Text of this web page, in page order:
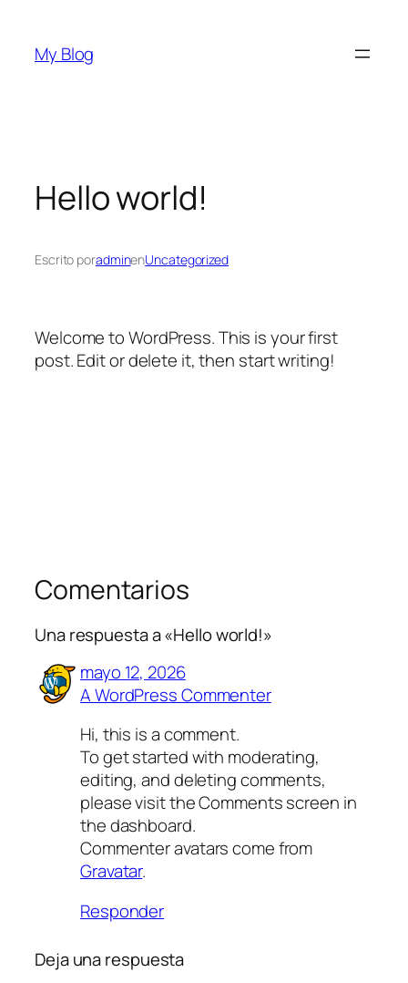
contenido
My Blog
Hello world!
Escrito poradminenUncategorized
Welcome to WordPress. This is your first
post. Edit or delete it, then start writing!
Comentarios
Una respuesta a «Hello world!»
mayo 12, 2026
A WordPress Commenter
Hi, this is a comment.
To get started with moderating,
editing, and deleting comments,
please visit the Comments screen in
the dashboard.
Commenter avatars come from
Gravatar.
Responder
Deja una respuesta